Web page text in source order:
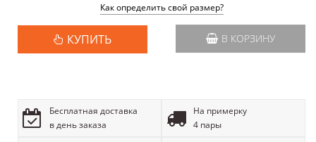
Как определить свой размер?
КУПИТЬ В КОРЗИНУ
Бесплатная доставка
в день заказа
На примерку
4 пары